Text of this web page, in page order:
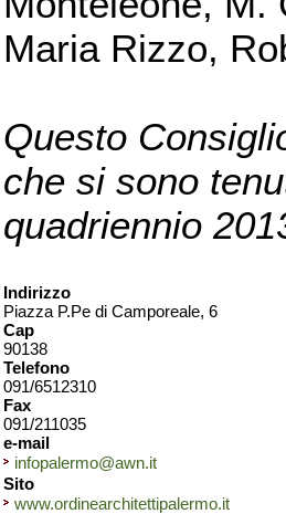
Maria Rizzo,
Questo
che si sono
quadriennio
Indirizzo
Piazza P.Pe di Camporeale, 6
Cap
90138
Telefono
091/6512310
Fax
091/211035
e-mail
infopalermo@awn.it
Sito
www.ordinearchitettipalermo.it